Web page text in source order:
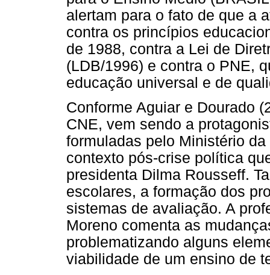
alertam para o fato de que a
contra os princípios
de 1988, contra a Lei de
(LDB/1996) e contra o PNE,
educação universal e de
Conforme Aguiar e Dourado
CNE, vem sendo a
formuladas pelo Ministério
contexto pós-crise política
presidenta Dilma Rousseff.
escolares, a formação dos
sistemas de avaliação. A
Moreno comenta as
problematizando alguns
viabilidade de um ensino de